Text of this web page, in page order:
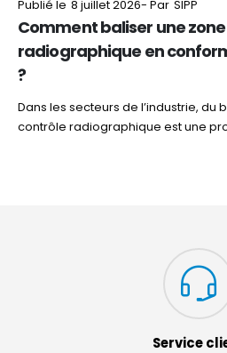
Publié le 8 juillet 2026- Par SIPP
Comment baliser une
radiographique en
?
Dans les secteurs de l’industrie, du
contrôle radiographique est une
Service